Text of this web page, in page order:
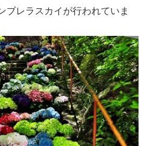
ブレラスカイが行われていま